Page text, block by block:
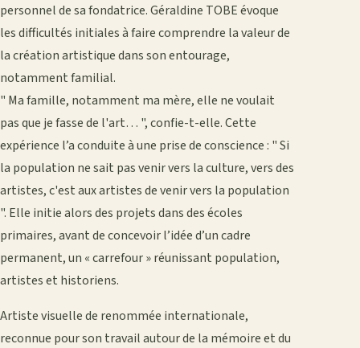
personnel de sa fondatrice. Géraldine TOBE évoque
les difficultés initiales à faire comprendre la valeur de
la création artistique dans son entourage,
notamment familial.
" Ma famille, notamment ma mère, elle ne voulait
pas que je fasse de l'art… ", confie-t-elle. Cette
expérience l’a conduite à une prise de conscience : " Si
la population ne sait pas venir vers la culture, vers des
artistes, c'est aux artistes de venir vers la population
". Elle initie alors des projets dans des écoles
primaires, avant de concevoir l’idée d’un cadre
permanent, un « carrefour » réunissant population,
artistes et historiens.
Artiste visuelle de renommée internationale,
reconnue pour son travail autour de la mémoire et du